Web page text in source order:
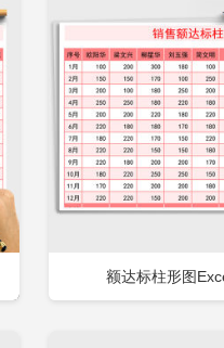
额达标柱形图
添加收藏